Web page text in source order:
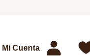
Mi Cuenta